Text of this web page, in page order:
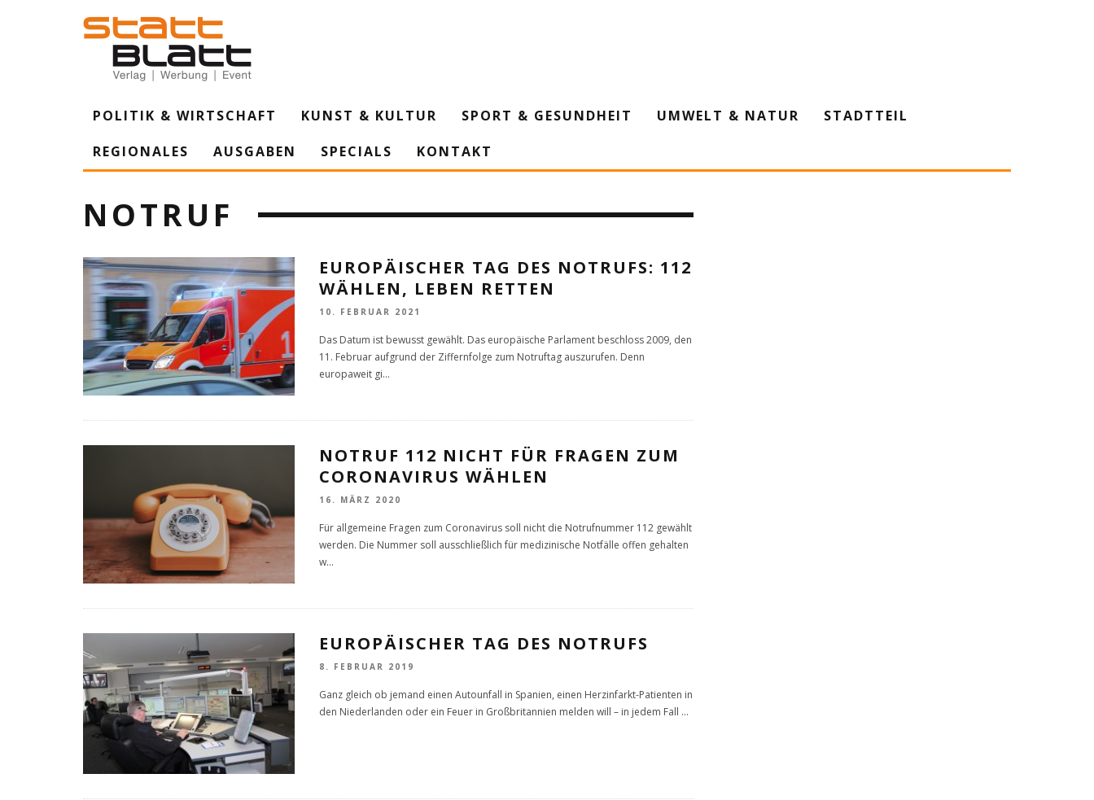
POLITIK & WIRTSCHAFT KUNST & KULTUR SPORT & GESUNDHEIT UMWELT & NATUR
STADTTEIL
REGIONALES
AUSGABEN SPECIALS KONTAKT
NOTRUF
EUROPÄISCHER TAG DES NOTRUFS: 112
WÄHLEN, LEBEN RETTEN
10. FEBRUAR 2021
Das Datum ist bewusst gewählt. Das europäische Parlament beschloss 2009, den
11. Februar aufgrund der Ziffernfolge zum Notruftag auszurufen. Denn
europaweit gi...
NOTRUF 112 NICHT FÜR FRAGEN ZUM
CORONAVIRUS WÄHLEN
16. MÄRZ 2020
Für allgemeine Fragen zum Coronavirus soll nicht die Notrufnummer 112 gewählt
werden. Die Nummer soll ausschließlich für medizinische Notfälle offen gehalten
w...
EUROPÄISCHER TAG DES NOTRUFS
8. FEBRUAR 2019
Ganz gleich ob jemand einen Autounfall in Spanien, einen Herzinfarkt-Patienten in
den Niederlanden oder ein Feuer in Großbritannien melden will – in jedem Fall ...